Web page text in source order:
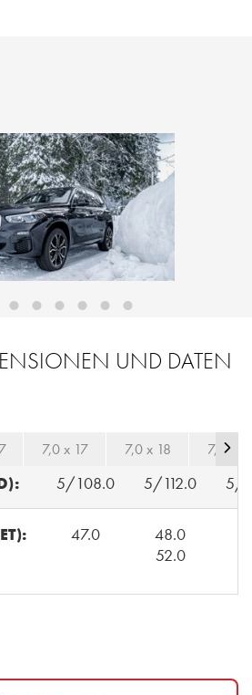
UND DATEN
7,0 x 17 7,0 x 18 7,5 x
5/108.0 5/112.0 5/
47.0
48.0
52.0